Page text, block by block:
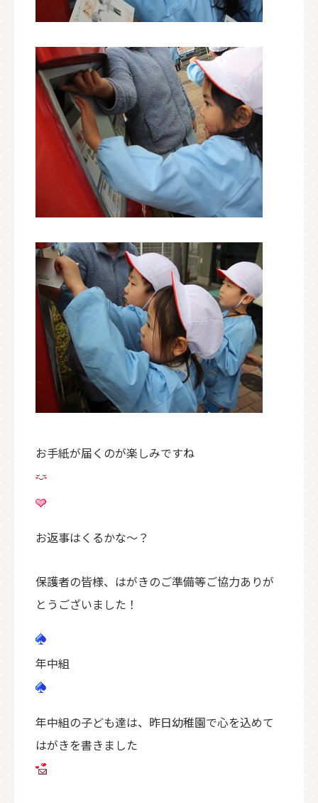
お手紙が届くのが楽しみですね
お返事はくるかな～？
保護者の皆様、はがきのご準備等ご協力ありが
とうございました！
年中組
年中組の子ども達は、昨日幼稚園で心を込めて
はがきを書きました